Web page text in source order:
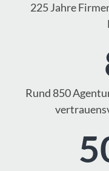
225 Jahre
Rund 850